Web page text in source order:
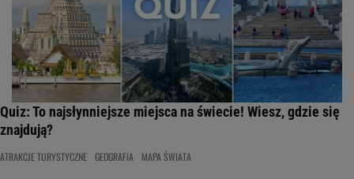
Quiz: To najsłynniejsze miejsca na świecie! Wiesz, gdzie się
znajdują?
ATRAKCJE TURYSTYCZNE GEOGRAFIA MAPA ŚWIATA